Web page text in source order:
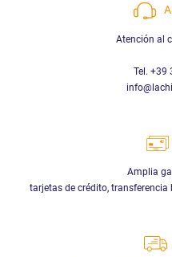
Atención al
Tel. +39
Amplia
tarjetas de crédito,